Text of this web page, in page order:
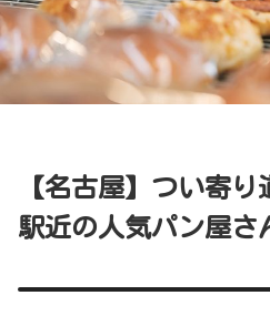
【名古屋】つい寄
駅近の人気パン屋さ
学
進